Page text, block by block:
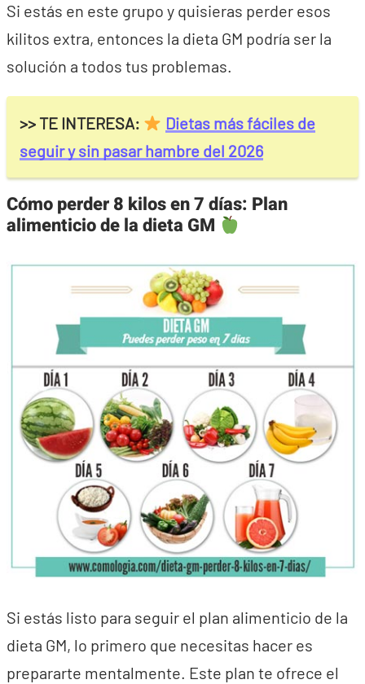
Si estás en este grupo y quisieras perder esos
kilitos extra, entonces la dieta GM podría ser la
solución a todos tus problemas.
>> TE INTERESA:
Dietas más fáciles de
seguir y sin pasar hambre del 2026
Cómo perder 8 kilos en 7 días: Plan
alimenticio de la dieta GM
Si estás listo para seguir el plan alimenticio de la
dieta GM, lo primero que necesitas hacer es
prepararte mentalmente. Este plan te ofrece el